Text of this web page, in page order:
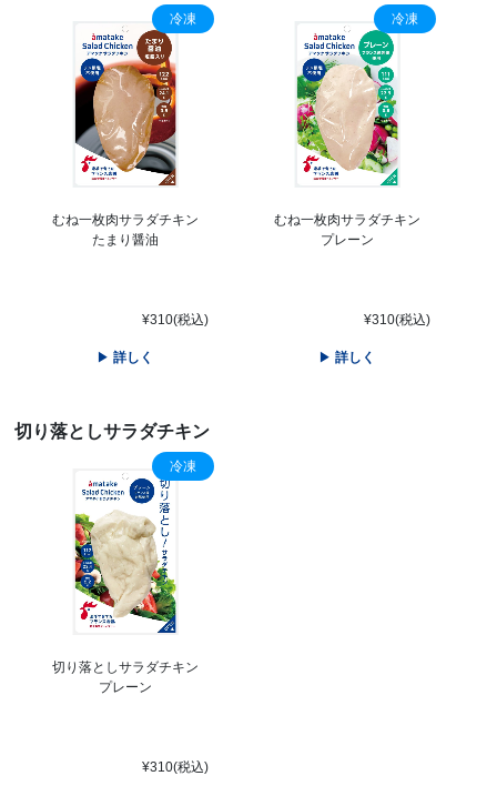
冷凍
むね一枚肉サラダチキン
たまり醤油
¥310(税込)
詳しく
冷凍
むね一枚肉サラダチキン
プレーン
¥310(税込)
詳しく
切り落としサラダチキン
冷凍
切り落としサラダチキン
プレーン
¥310(税込)